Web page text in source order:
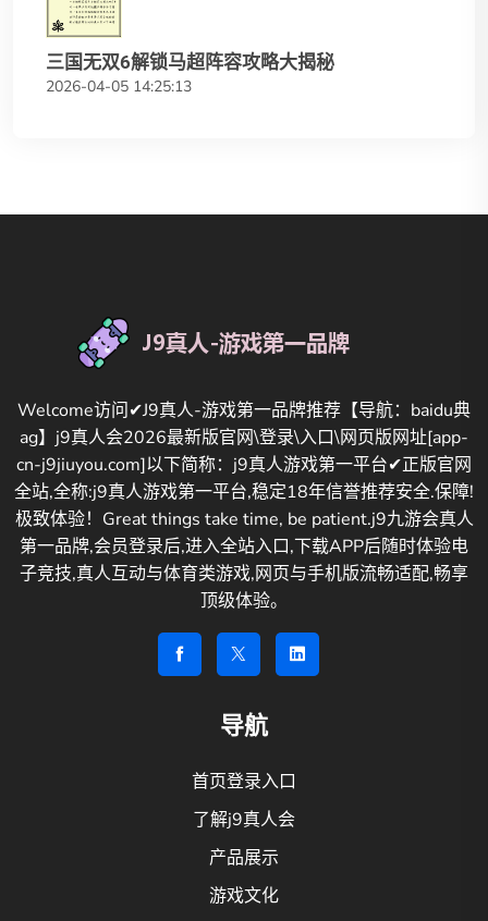
三国无双6解锁马超阵容攻略大揭秘
2026-04-05 14:25:13
Welcome访问✔J9真人-游戏第一品牌推荐【导航：baidu典
ag】j9真人会2026最新版官网\登录\入口\网页版网址[app-
cn-j9jiuyou.com]以下简称：j9真人游戏第一平台✔正版官网
全站,全称:j9真人游戏第一平台,稳定18年信誉推荐安全.保障!
极致体验！Great things take time, be patient.j9九游会真人
第一品牌,会员登录后,进入全站入口,下载APP后随时体验电
子竞技,真人互动与体育类游戏,网页与手机版流畅适配,畅享
顶级体验。
导航
首页登录入口
了解j9真人会
产品展示
游戏文化